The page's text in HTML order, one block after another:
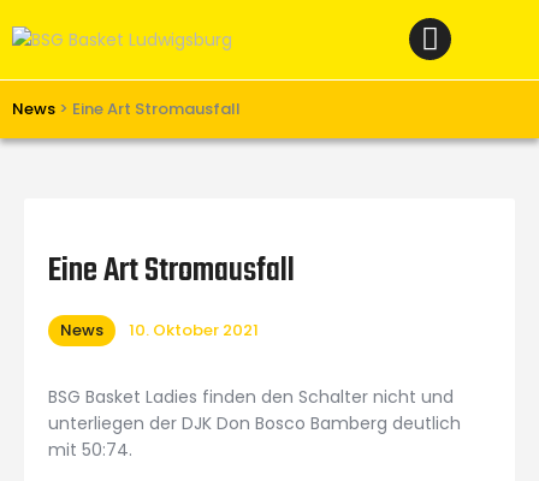
News > Eine Art Stromausfall
Verein
Unterstützen
Links
Eine Art Stromausfall
News 10. Oktober 2021
BSG Basket Ladies finden den Schalter nicht und
unterliegen der DJK Don Bosco Bamberg deutlich
mit 50:74.